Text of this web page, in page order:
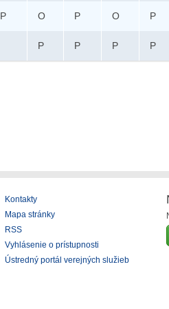
P O P O P
P P P P
Kontakty
Mapa stránky
RSS
Vyhlásenie o prístupnosti
Ústredný portál verejných služieb